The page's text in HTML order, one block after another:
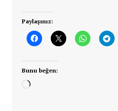
Paylaşınız:
Bunu beğen:
Yükleniyor...